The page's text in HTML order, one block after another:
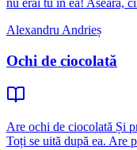
nu erai tu în ea! Aseară,
Alexandru Andrieș
Ochi de ciocolată
Are ochi de ciocolată Și
Toți se uită după ea. Are